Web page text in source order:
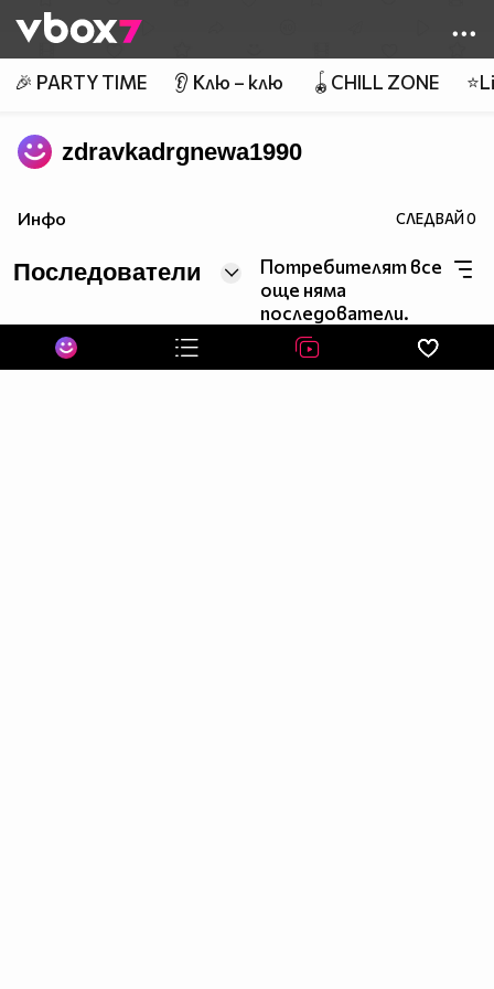
👾
🎉 PARTY TIME 👂 Клю – клю 🪀CHILL ZONE
zdravkadrgnewa1990
Инфо СЛЕДВАЙ0
Последователи
Потребителят все
още няма
последователи.